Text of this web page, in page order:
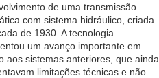
de uma transmissão
com sistema hidráulico, criada
de 1930. A tecnologia
um avanço importante em
aos sistemas anteriores, que ainda
limitações técnicas e não